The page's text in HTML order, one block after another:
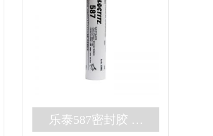
秒发
乐泰587密封胶 高